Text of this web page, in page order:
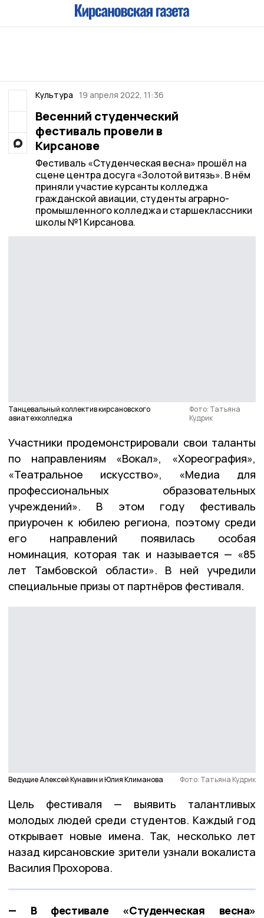
Культура 19 апреля 2022, 11:36
Весенний студенческий
фестиваль провели в
Кирсанове
Фестиваль «Студенческая весна» прошёл на
сцене центра досуга «Золотой витязь». В нём
приняли участие курсанты колледжа
гражданской авиации, студенты аграрно-
промышленного колледжа и старшеклассники
школы №1 Кирсанова.
Танцевальный коллектив кирсановского
авиатехколледжа
Фото: Татьяна
Кудрик
Участники продемонстрировали свои таланты
по направлениям «Вокал», «Хореография»,
«Театральное искусство», «Медиа для
профессиональных образовательных
учреждений». В этом году фестиваль
приурочен к юбилею региона, поэтому среди
его направлений появилась особая
номинация, которая так и называется — «85
лет Тамбовской области». В ней учредили
специальные призы от партнёров фестиваля.
Ведущие Алексей Кунавин и Юлия Климанова Фото: Татьяна Кудрик
Цель фестиваля — выявить талантливых
молодых людей среди студентов. Каждый год
открывает новые имена. Так, несколько лет
назад кирсановские зрители узнали вокалиста
Василия Прохорова.
— В фестивале «Студенческая весна»